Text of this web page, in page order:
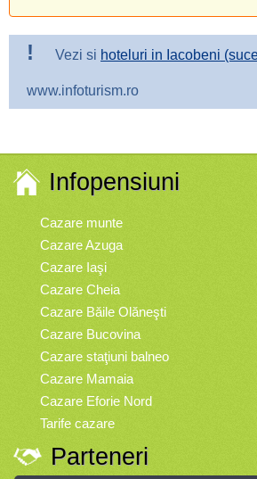
! Vezi si hoteluri in Iacobeni
www.infoturism.ro
Infopensiuni
Cazare munte
Cazare Azuga
Cazare Iaşi
Cazare Cheia
Cazare Băile Olăneşti
Cazare Bucovina
Cazare staţiuni balneo
Cazare Mamaia
Cazare Eforie Nord
Tarife cazare
Parteneri